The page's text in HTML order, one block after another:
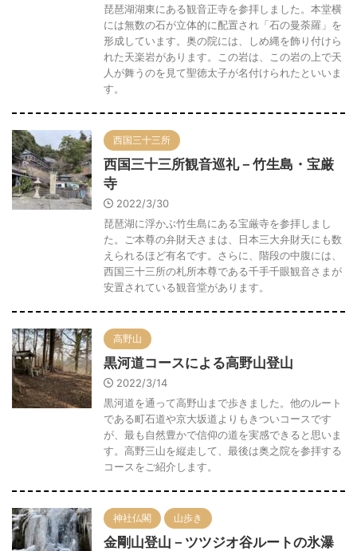
琵琶湖湖東にある観音正寺を参拝しました。本堂横
には無数の石が立体的に配置され「石の曼荼羅」を
形成しています。奥の院には、しめ縄を飾り付けら
れた天楽岩があります。この岩は、この岩の上で天
人が舞うのを見て聖徳太子が名付けられたといいま
す。
西国三十三所
西国三十三所観音巡礼－竹生島・宝厳
寺
2022/3/30
琵琶湖に浮かぶ竹生島にある宝厳寺を参拝しまし
た。ご本尊の弁財天さまは、日本三大弁財天にも数
えられるほど有名です。さらに、階段の中腹には、
西国三十三所の札所本尊である千手千眼観音さまが
安置されている観音堂があります。
高野山
黒河道コースによる高野山登山
2022/3/14
黒河道を通って高野山まで歩きました。他のルート
である町石道や京大坂道よりもきついコースです
が、最も自然豊かで信仰の道を実感できると思いま
す。高野三山を縦走して、最後は奥之院を参拝する
コースをご紹介します。
神社仏閣 山歩き
金剛山登山－ツツジオ谷ルートの氷瀑